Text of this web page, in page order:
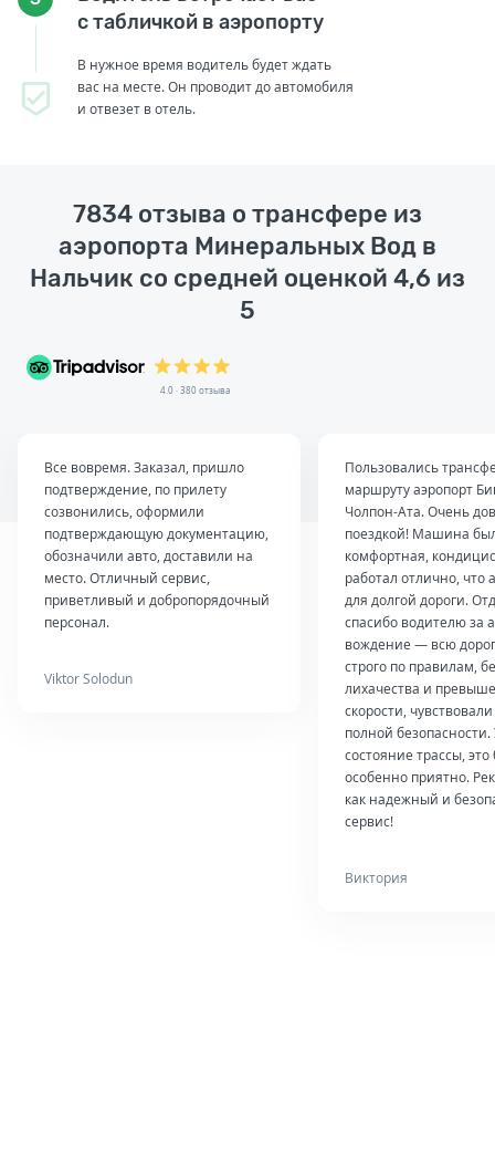
с табличкой в аэропорту
В нужное время водитель будет ждать
вас на месте. Он проводит до автомобиля
и отвезет в отель.
7834 отзыва о трансфере из
аэропорта Минеральных Вод в
Нальчик со средней оценкой 4,6 из
5
4.0 · 380 отзыва
Все вовремя. Заказал, пришло
подтверждение, по прилету
созвонились, оформили
подтверждающую документацию,
обозначили авто, доставили на
место. Отличный сервис,
приветливый и добропорядочный
персонал.
Viktor Solodun
Пользовались
маршруту аэропорт
Чолпон-Ата. Очень
поездкой! Машина
комфортная,
работал отлично, что
для долгой дороги.
спасибо водителю за
вождение — всю
строго по правилам,
лихачества и
скорости,
полной
состояние трассы,
особенно приятно.
как надежный и
сервис!
Виктория